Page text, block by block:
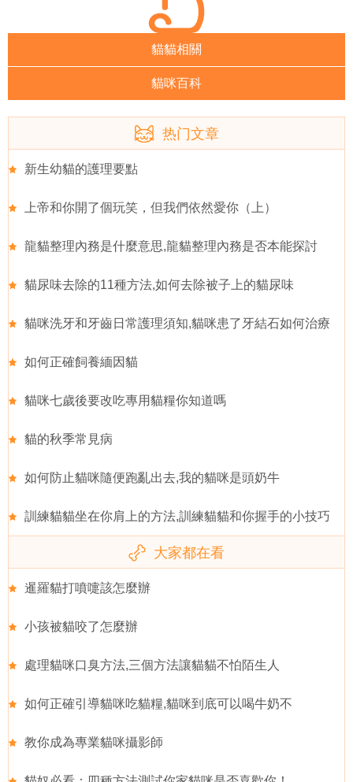
貓貓相關
貓咪百科
热门文章
新生幼貓的護理要點
上帝和你開了個玩笑，但我們依然愛你（上）
龍貓整理內務是什麼意思,龍貓整理內務是否本能探討
貓尿味去除的11種方法,如何去除被子上的貓尿味
貓咪洗牙和牙齒日常護理須知,貓咪患了牙結石如何治療
如何正確飼養緬因貓
貓咪七歲後要改吃專用貓糧你知道嗎
貓的秋季常見病
如何防止貓咪隨便跑亂出去,我的貓咪是頭奶牛
訓練貓貓坐在你肩上的方法,訓練貓貓和你握手的小技巧
大家都在看
暹羅貓打噴嚏該怎麼辦
小孩被貓咬了怎麼辦
處理貓咪口臭方法,三個方法讓貓貓不怕陌生人
如何正確引導貓咪吃貓糧,貓咪到底可以喝牛奶不
教你成為專業貓咪攝影師